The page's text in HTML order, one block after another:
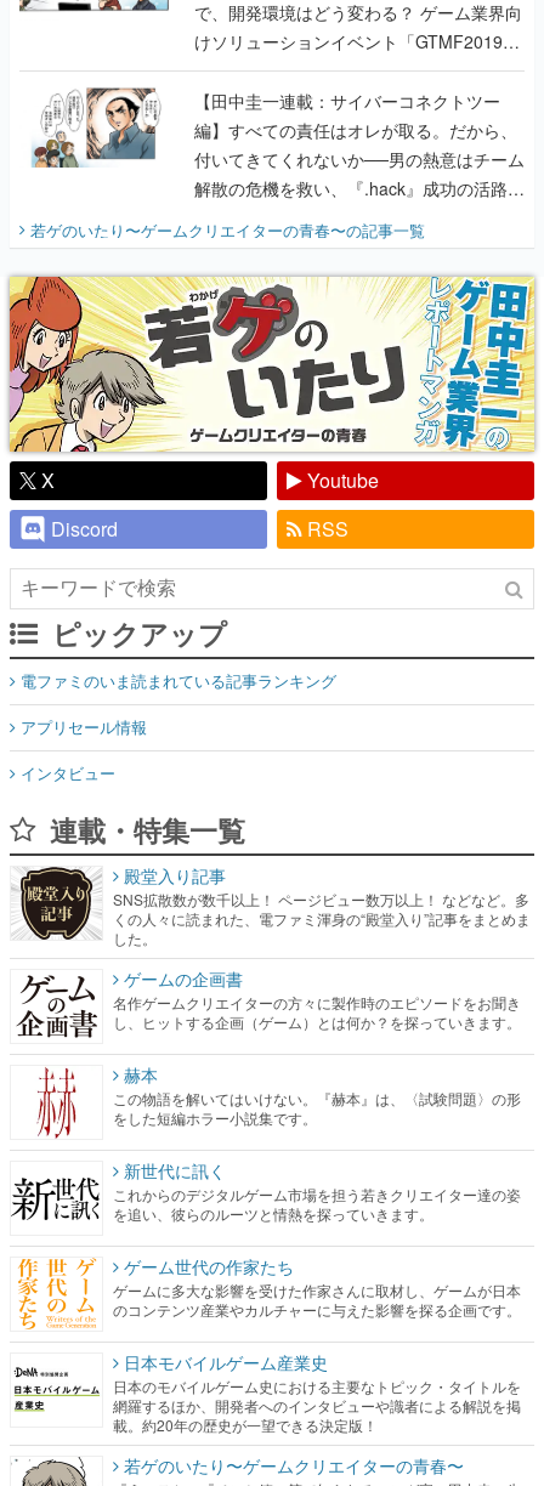
で、開発環境はどう変わる？ ゲーム業界向
けソリューションイベント「GTMF2019」
に行って、より理解を深めよう【PR】
【田中圭一連載：サイバーコネクトツー
編】すべての責任はオレが取る。だから、
付いてきてくれないか──男の熱意はチーム
解散の危機を救い、『.hack』成功の活路を
開く。業界の快男児・松山 洋に流れる血は
『少年ジャンプ』色だった【若ゲのいた
り】
若ゲのいたり〜ゲームクリエイターの青春〜の記事一覧
X
Youtube
Discord
RSS
ピックアップ
電ファミのいま読まれている記事ランキング
アプリセール情報
インタビュー
連載・特集一覧
殿堂入り記事
SNS拡散数が数千以上！ ページビュー数万以上！ などなど。多
くの人々に読まれた、電ファミ渾身の“殿堂入り”記事をまとめま
した。
ゲームの企画書
名作ゲームクリエイターの方々に製作時のエピソードをお聞き
し、ヒットする企画（ゲーム）とは何か？を探っていきます。
赫本
この物語を解いてはいけない。『赫本』は、〈試験問題〉の形
をした短編ホラー小説集です。
新世代に訊く
これからのデジタルゲーム市場を担う若きクリエイター達の姿
を追い、彼らのルーツと情熱を探っていきます。
ゲーム世代の作家たち
ゲームに多大な影響を受けた作家さんに取材し、ゲームが日本
のコンテンツ産業やカルチャーに与えた影響を探る企画です。
日本モバイルゲーム産業史
日本のモバイルゲーム史における主要なトピック・タイトルを
網羅するほか、開発者へのインタビューや識者による解説を掲
載。約20年の歴史が一望できる決定版！
若ゲのいたり〜ゲームクリエイターの青春〜